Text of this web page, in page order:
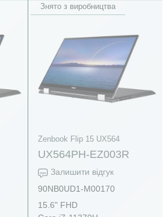
Знято з виробництва
Zenbook Flip 15 UX564
UX564PH-EZ003R
Залишити відгук
90NB0UD1-M00170
15.6" FHD